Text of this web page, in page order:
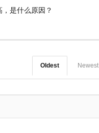
是什么原因？
Newest
Oldest